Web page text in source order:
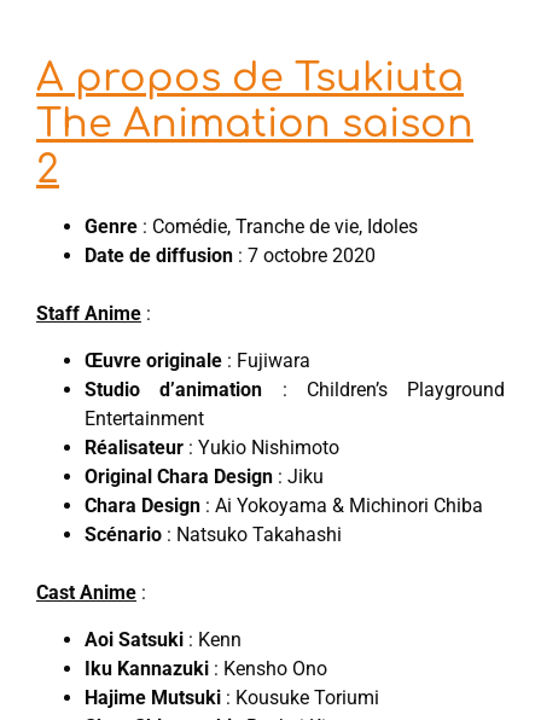
A propos de Tsukiuta
The Animation saison
2
Genre : Comédie, Tranche de vie, Idoles
Date de diffusion : 7 octobre 2020
Staff Anime :
Œuvre originale : Fujiwara
Studio d’animation : Children’s Playground
Entertainment
Réalisateur : Yukio Nishimoto
Original Chara Design : Jiku
Chara Design : Ai Yokoyama & Michinori Chiba
Scénario : Natsuko Takahashi
Cast Anime :
Aoi Satsuki : Kenn
Iku Kannazuki : Kensho Ono
Hajime Mutsuki : Kousuke Toriumi